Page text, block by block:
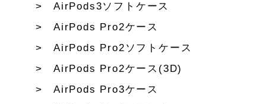
AirPods3ソフトケース
AirPods Pro2ケース
AirPods Pro2ソフトケース
AirPods Pro2ケース(3D)
AirPods Pro3ケース